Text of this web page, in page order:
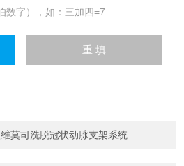
数字），如：三加四=7
莫司洗脱冠状动脉支架系统